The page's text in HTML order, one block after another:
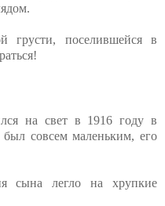
грусти, поселившейся в
на свет в 1916 году в
был совсем маленьким, его
сына легло на хрупкие